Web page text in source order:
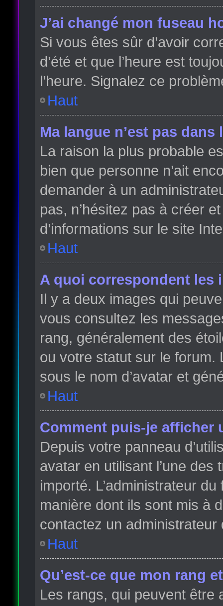
J’ai changé mon fuseau
Si vous êtes sûr d’avoir
d’été et que l’heure est
l’heure. Signalez ce
Haut
Ma langue n’est pas dans
La raison la plus probable
bien que personne n’ait
demander à un
pas, n’hésitez pas à créer
d’informations sur le site
Haut
A quoi correspondent les
Il y a deux images qui
vous consultez les
rang, généralement des
ou votre statut sur le forum.
sous le nom d’avatar et
Haut
Comment puis-je afficher
Depuis votre panneau
avatar en utilisant l’une
importé. L’administrateur
manière dont ils sont mis à
contactez un administrateur
Haut
Qu’est-ce que mon rang
Les rangs, qui peuvent être